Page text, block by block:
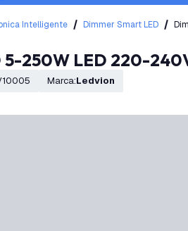
Intelligente Dimmer Smart LED
5-250W LED 220-
Marca: Ledvion